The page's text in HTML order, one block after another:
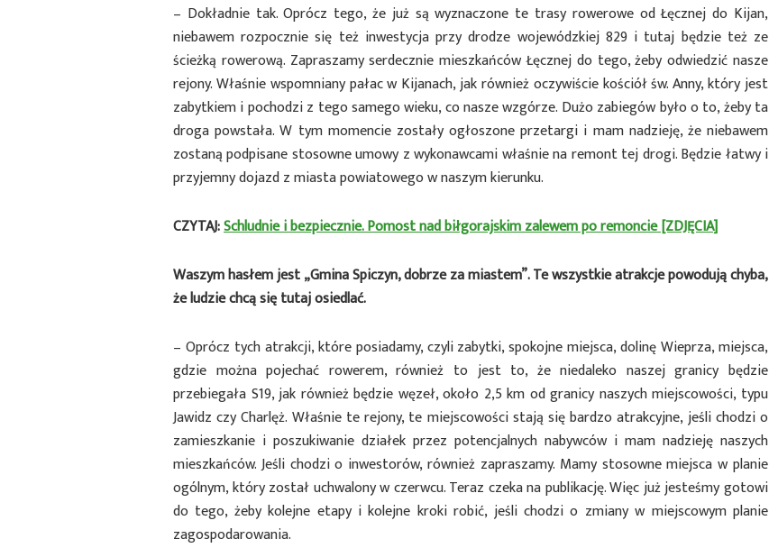
– Dokładnie tak. Oprócz tego, że już są wyznaczone te trasy rowerowe od Łęcznej do Kijan,
niebawem rozpocznie się też inwestycja przy drodze wojewódzkiej 829 i tutaj będzie też ze
ścieżką rowerową. Zapraszamy serdecznie mieszkańców Łęcznej do tego, żeby odwiedzić nasze
rejony. Właśnie wspomniany pałac w Kijanach, jak również oczywiście kościół św. Anny, który jest
zabytkiem i pochodzi z tego samego wieku, co nasze wzgórze. Dużo zabiegów było o to, żeby ta
droga powstała. W tym momencie zostały ogłoszone przetargi i mam nadzieję, że niebawem
zostaną podpisane stosowne umowy z wykonawcami właśnie na remont tej drogi. Będzie łatwy i
przyjemny dojazd z miasta powiatowego w naszym kierunku.
CZYTAJ:Schludnie i bezpiecznie. Pomost nad biłgorajskim zalewem po remoncie [ZDJĘCIA]
Waszym hasłem jest „Gmina Spiczyn, dobrze za miastem”. Te wszystkie atrakcje powodują chyba,
że ludzie chcą się tutaj osiedlać.
– Oprócz tych atrakcji, które posiadamy, czyli zabytki, spokojne miejsca, dolinę Wieprza, miejsca,
gdzie można pojechać rowerem, również to jest to, że niedaleko naszej granicy będzie
przebiegała S19, jak również będzie węzeł, około 2,5 km od granicy naszych miejscowości, typu
Jawidz czy Charlęż. Właśnie te rejony, te miejscowości stają się bardzo atrakcyjne, jeśli chodzi o
zamieszkanie i poszukiwanie działek przez potencjalnych nabywców i mam nadzieję naszych
mieszkańców. Jeśli chodzi o inwestorów, również zapraszamy. Mamy stosowne miejsca w planie
ogólnym, który został uchwalony w czerwcu. Teraz czeka na publikację. Więc już jesteśmy gotowi
do tego, żeby kolejne etapy i kolejne kroki robić, jeśli chodzi o zmiany w miejscowym planie
zagospodarowania.